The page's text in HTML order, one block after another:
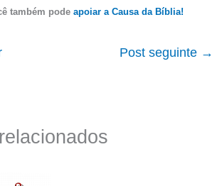
também pode apoiar a Causa da Bíblia!
Post seguinte →